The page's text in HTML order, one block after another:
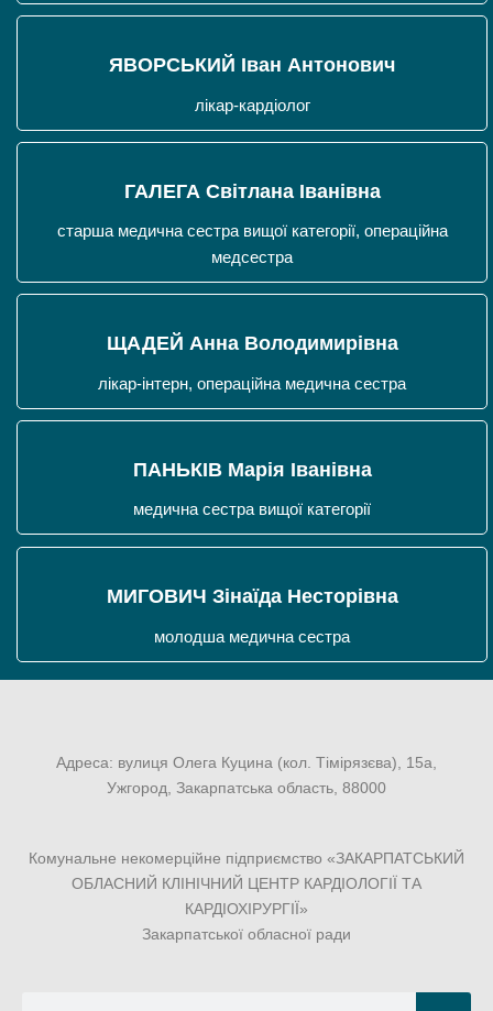
ЯВОРСЬКИЙ Іван Антонович
лікар-кардіолог
ГАЛЕГА Світлана Іванівна
старша медична сестра вищої категорії, операційна
медсестра
ЩАДЕЙ Анна Володимирівна
лікар-інтерн, операційна медична сестра
ПАНЬКІВ Марія Іванівна
медична сестра вищої категорії
МИГОВИЧ Зінаїда Несторівна
молодша медична сестра
Адреса: вулиця Олега Куцина (кол. Тімірязєва), 15а,
Ужгород, Закарпатська область, 88000
Комунальне некомерційне підприємство «ЗАКАРПАТСЬКИЙ
ОБЛАСНИЙ КЛІНІЧНИЙ ЦЕНТР КАРДІОЛОГІЇ ТА
КАРДІОХІРУРГІЇ»
Закарпатської обласної ради